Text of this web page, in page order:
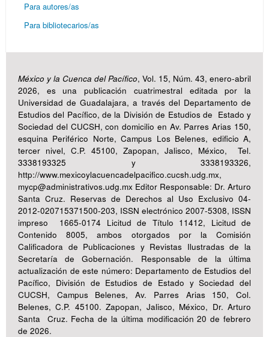
Para autores/as
Para bibliotecarios/as
México y la Cuenca del Pacífico, Vol. 15, Núm. 43, enero-abril
2026, es una publicación cuatrimestral editada por la
Universidad de Guadalajara, a través del Departamento de
Estudios del Pacífico, de la División de Estudios de Estado y
Sociedad del CUCSH, con domicilio en Av. Parres Arias 150,
esquina Periférico Norte, Campus Los Belenes, edificio A,
tercer nivel, C.P. 45100, Zapopan, Jalisco, México, Tel.
3338193325 y 3338193326,
http://www.mexicoylacuencadelpacifico.cucsh.udg.mx,
mycp@administrativos.udg.mx Editor Responsable: Dr. Arturo
Santa Cruz. Reservas de Derechos al Uso Exclusivo 04-
2012-020715371500-203, ISSN electrónico 2007-5308, ISSN
impreso 1665-0174 Licitud de Título 11412, Licitud de
Contenido 8005, ambos otorgados por la Comisión
Calificadora de Publicaciones y Revistas Ilustradas de la
Secretaría de Gobernación. Responsable de la última
actualización de este número: Departamento de Estudios del
Pacífico, División de Estudios de Estado y Sociedad del
CUCSH, Campus Belenes, Av. Parres Arias 150, Col.
Belenes, C.P. 45100. Zapopan, Jalisco, México, Dr. Arturo
Santa Cruz. Fecha de la última modificación 20 de febrero
de 2026.